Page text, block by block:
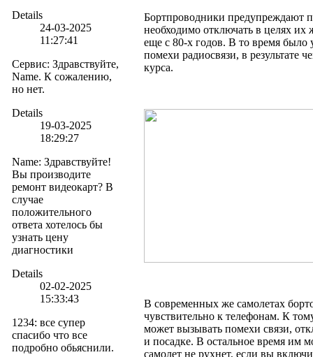
Details
24-03-2025
11:27:41
Сервис: Здравствуйте,
Name. К сожалению,
но нет.
Details
19-03-2025
18:29:27
Name: Здравствуйте!
Вы производите
ремонт видеокарт? В
случае
положительного
ответа хотелось бы
узнать цену
диагностики
Details
02-02-2025
15:33:43
1234: все супер
спасибо что все
подробно обьяснили.
Бортпроводники предупреждают
необходимо отключать в целях
еще с 80-х годов. В то время
помехи радиосвязи, в результате
курса.
В современных же самолетах
чувствительно к телефонам. К
может вызывать помехи связи,
и посадке. В остальное время им
самолет не рухнет, если вы